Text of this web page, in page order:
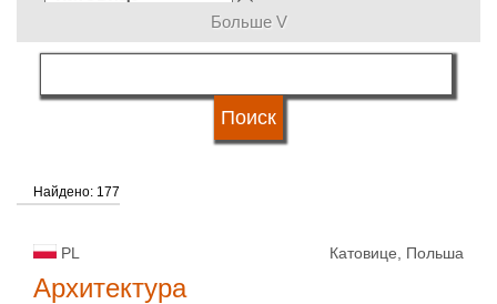
группы специальностей
система обучения
Больше V
Найдено: 177
PL Катовице, Польша
Архитектура